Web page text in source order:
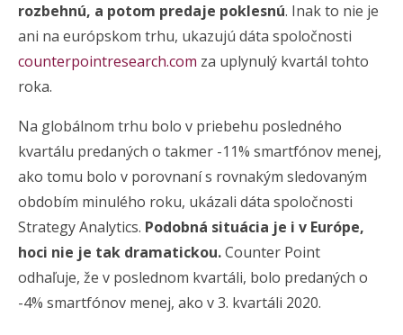
rozbehnú, a potom predaje poklesnú. Inak to nie je
ani na európskom trhu, ukazujú dáta spoločnosti
counterpointresearch.com za uplynulý kvartál tohto
roka.
Na globálnom trhu bolo v priebehu posledného
kvartálu predaných o takmer -11% smartfónov menej,
ako tomu bolo v porovnaní s rovnakým sledovaným
obdobím minulého roku, ukázali dáta spoločnosti
Strategy Analytics. Podobná situácia je i v Európe,
hoci nie je tak dramatickou.Counter Point
odhaľuje, že v poslednom kvartáli, bolo predaných o
-4% smartfónov menej, ako v 3. kvartáli 2020.